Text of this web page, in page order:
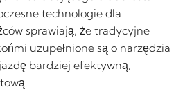
technologie dla
sprawiają, że tradycyjne
uzupełnione są o narzędzia
bardziej efektywną,